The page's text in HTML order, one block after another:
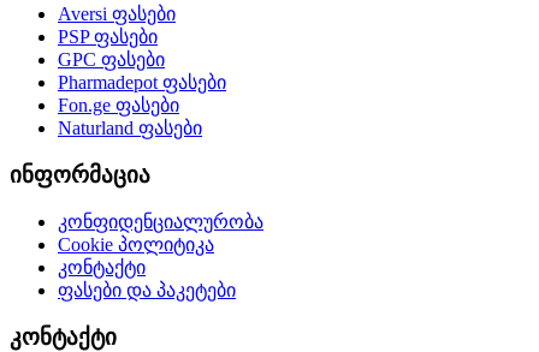
Aversi ფასები
PSPფასები
GPC ფასები
Pharmadepot ფასები
Fon.ge ფასები
Naturland ფასები
ინფორმაცია
კონფიდენციალურობა
Cookie პოლიტიკა
კონტაქტი
ფასები და პაკეტები
კონტაქტი